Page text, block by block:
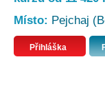
Místo: Pejchaj
Přihláška